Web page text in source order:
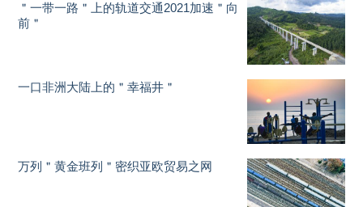
＂一带一路＂上的轨道交通2021加速＂向
前＂
一口非洲大陆上的＂幸福井＂
万列＂黄金班列＂密织亚欧贸易之网